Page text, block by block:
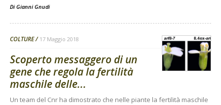
Di Gianni Gnudi
COLTURE 17 Maggio 2018
Scoperto messaggero di un
gene che regola la fertilità
maschile delle...
Un team del Cnr ha dimostrato che nelle piante la fertilità maschile